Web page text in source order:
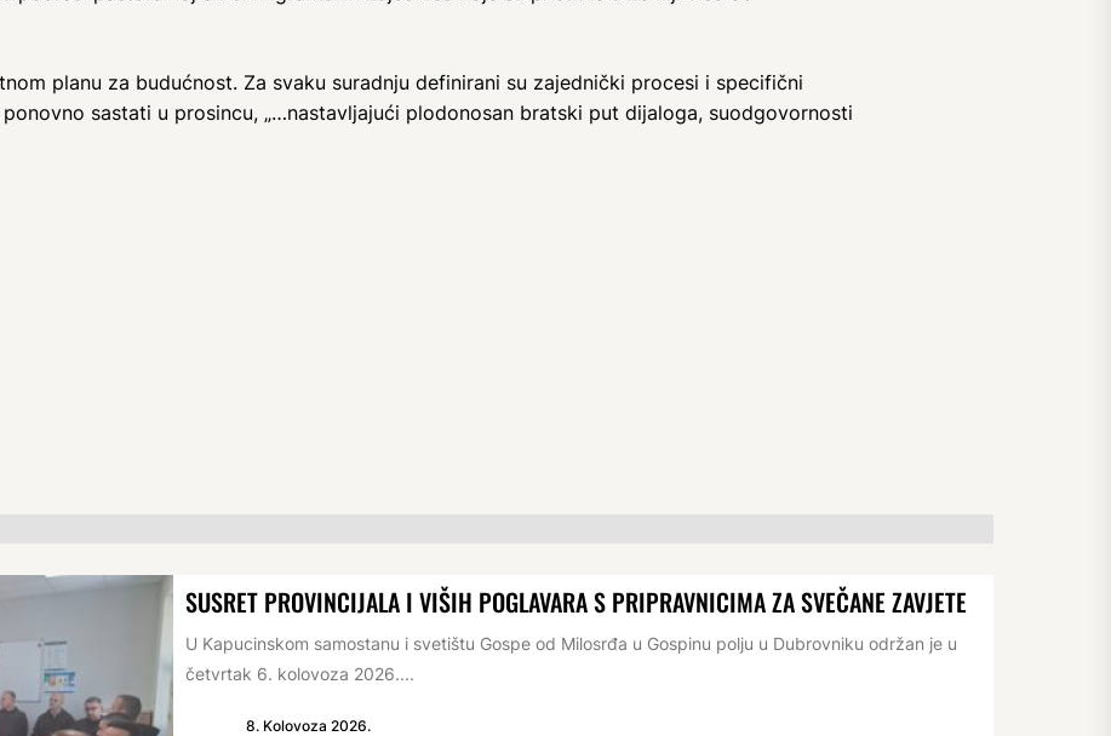
planu za budućnost. Za svaku suradnju definirani su zajednički procesi i specifični
sastati u prosincu, „…nastavljajući plodonosan bratski put dijaloga, suodgovornosti
SUSRET PROVINCIJALA I VIŠIH POGLAVARA S PRIPRAVNICIMA ZA SVEČANE ZAVJETE
U Kapucinskom samostanu i svetištu Gospe od Milosrđa u Gospinu polju u Dubrovniku održan je u
četvrtak 6. kolovoza 2026....
8. Kolovoza 2026.